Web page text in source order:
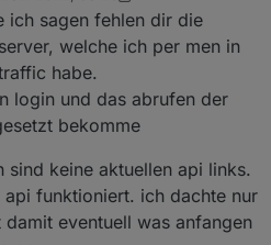
Über MQTT ist klar. Allerdings
ganzen Links meistens nur
ich nicht authorisiert bin.
du das Vorgenehen etwas
Netfreak25
ich sagen fehlen dir die
welche ich per men in
habe.
login und das abrufen der
bekomme
keine aktuellen api links.
funktioniert. ich dachte nur
eventuell was anfangen